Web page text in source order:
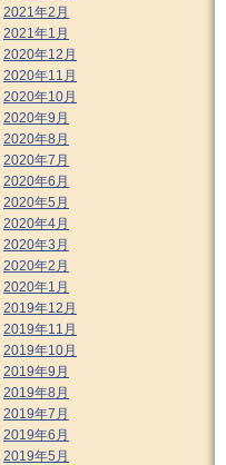
2021年2月
2021年1月
2020年12月
2020年11月
2020年10月
2020年9月
2020年8月
2020年7月
2020年6月
2020年5月
2020年4月
2020年3月
2020年2月
2020年1月
2019年12月
2019年11月
2019年10月
2019年9月
2019年8月
2019年7月
2019年6月
2019年5月